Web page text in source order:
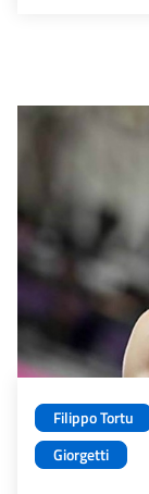
Filippo Tortu
Giorgetti